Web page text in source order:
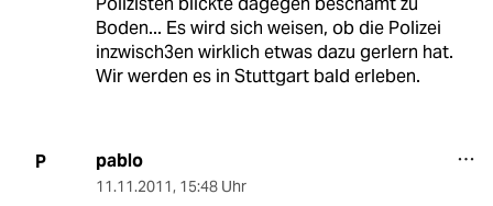
Boden... Es wird sich weisen, ob die Polizei
inzwisch3en wirklich etwas dazu gerlern hat.
Wir werden es in Stuttgart bald erleben.
P pablo
11.11.2011, 15:48 Uhr